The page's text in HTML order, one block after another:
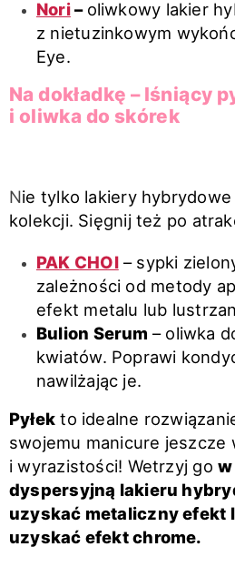
Nori– oliwkowy lakier
z nietuzinkowym
Eye.
Na dokładkę – lśniący
i oliwka do skórek
Nie tylko lakiery
kolekcji. Sięgnij też po
PAK CHOI– sypki
zależności od metody
efekt metalu lub
Bulion Serum – oliwka
kwiatów. Poprawi
nawilżając je.
Pyłek to idealne
swojemu manicure jeszcze
i wyrazistości! Wetrzyj go
dyspersyjną lakieru
uzyskać metaliczny efekt
uzyskać efekt chrome.